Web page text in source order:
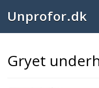
Unprofor.dk
Gryet